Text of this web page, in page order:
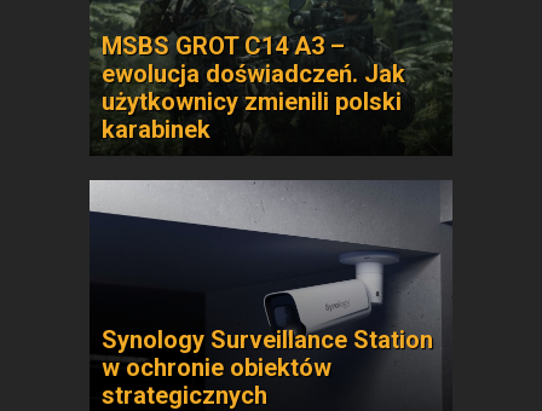
MSBS GROT C14 A3 –
ewolucja doświadczeń. Jak
użytkownicy zmienili polski
karabinek
Synology Surveillance Station
w ochronie obiektów
strategicznych